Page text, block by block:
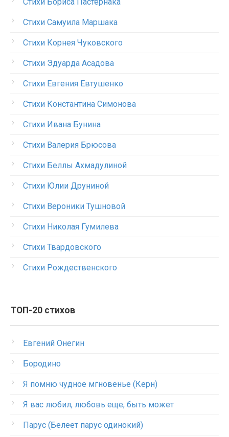
Стихи Самуила Маршака
Стихи Корнея Чуковского
Стихи Эдуарда Асадова
Стихи Евгения Евтушенко
Стихи Константина Симонова
Стихи Ивана Бунина
Стихи Валерия Брюсова
Стихи Беллы Ахмадулиной
Стихи Юлии Друниной
Стихи Вероники Тушновой
Стихи Николая Гумилева
Стихи Твардовского
Стихи Рождественского
ТОП-20 стихов
Евгений Онегин
Бородино
Я помню чудное мгновенье (Керн)
Я вас любил, любовь еще, быть может
Парус (Белеет парус одинокий)